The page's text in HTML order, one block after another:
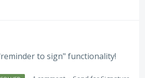
to sign" functionality!